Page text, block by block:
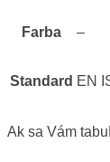
Farba –
Standard EN
Ak sa Vám